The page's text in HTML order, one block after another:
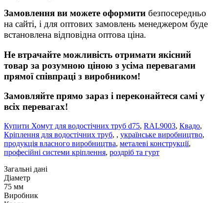
Замовлення ви можете оформити безпосередньо
на сайті, і для оптових замовлень менеджером буде
встановлена відповідна оптова ціна.
Не втрачайте можливість отримати якісний
товар за розумною ціною з усіма перевагами
прямої співпраці з виробником!
Замовляйте прямо зараз і переконайтеся самі у
всіх перевагах!
Купити Хомут для водостічних труб d75, RAL9003, Квадо,
Кріплення для водостічних труб, , українське виробництво,
продукція власного виробництва, металеві конструкції,
професійні системи кріплення, роздріб та гурт
Загальні дані
Діаметр
75 мм
Виробник